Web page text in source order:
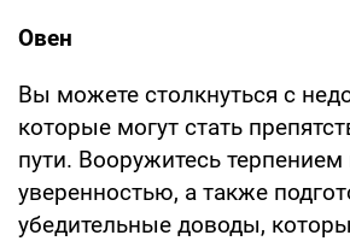
Овен
Вы можете столкнуться с
которые могут стать
пути. Вооружитесь терпением
уверенностью, а также
убедительные доводы,